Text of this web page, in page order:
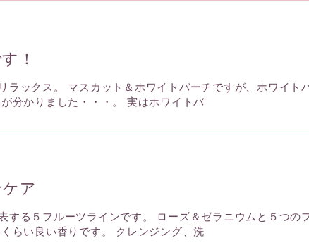
！
ラックス。 マスカット＆ホワイトバーチですが、ホワイト
分かりました・・・。 実はホワイトバ
ア
する５フルーツラインです。 ローズ＆ゼラニウムと５つの
らい良い香りです。 クレンジング、洗